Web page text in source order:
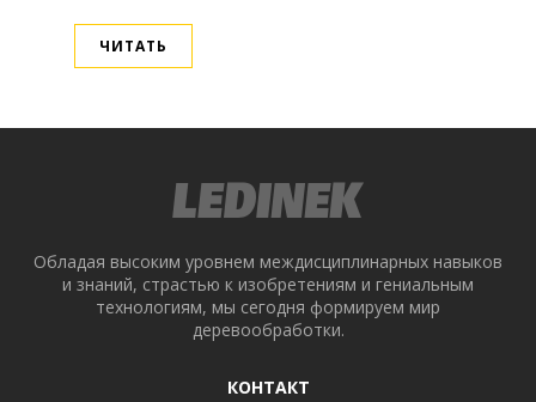
ЧИТАТЬ
Обладая высоким уровнем междисциплинарных навыков
и знаний, страстью к изобретениям и гениальным
технологиям, мы сегодня формируем мир
деревообработки.
КОНТАКТ